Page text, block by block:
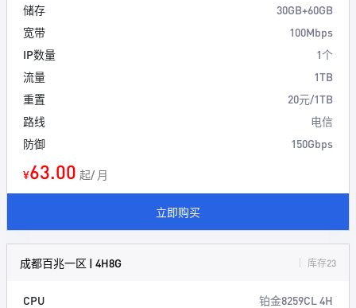
储存
30GB+60GB
宽带
100Mbps
IP数量
1个
流量
1TB
重置
20元/1TB
路线
电信
防御
150Gbps
¥63.00 起/ 月
立即购买
成都百兆一区 | 4H8G 库存23
CPU
铂金8259CL 4H